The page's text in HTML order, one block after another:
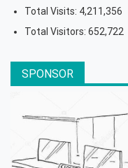
Total Visits: 4,211,356
Total Visitors: 652,722
SPONSOR